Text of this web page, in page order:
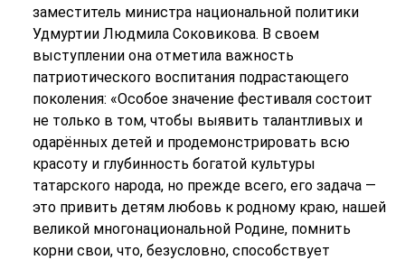
заместитель министра национальной политики
Удмуртии Людмила Соковикова. В своем
выступлении она отметила важность
патриотического воспитания подрастающего
поколения: «Особое значение фестиваля состоит
не только в том, чтобы выявить талантливых и
одарённых детей и продемонстрировать всю
красоту и глубинность богатой культуры
татарского народа, но прежде всего, его задача —
это привить детям любовь к родному краю, нашей
великой многонациональной Родине, помнить
корни свои, что, безусловно, способствует